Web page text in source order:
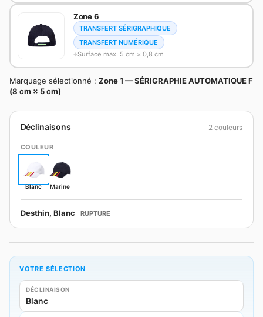
Zone 6
TRANSFERT SÉRIGRAPHIQUE
TRANSFERT NUMÉRIQUE
Surface max. 5 cm × 0,8 cm
Marquage sélectionné : Zone 1 — SÉRIGRAPHIE AUTOMATIQUE F
(8 cm × 5 cm)
Déclinaisons 2 couleurs
COULEUR
Blanc Marine
Desthin, Blanc RUPTURE
VOTRE SÉLECTION
DÉCLINAISON
Blanc